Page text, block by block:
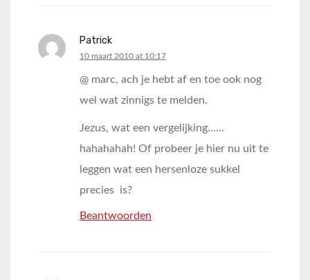
Patrick
says:
10 maart 2010 at 10:17
@ marc, ach je hebt af en toe ook nog
wel wat zinnigs te melden.
Jezus, wat een vergelijking……
hahahahah! Of probeer je hier nu uit te
leggen wat een hersenloze sukkel
precies is?
Beantwoorden